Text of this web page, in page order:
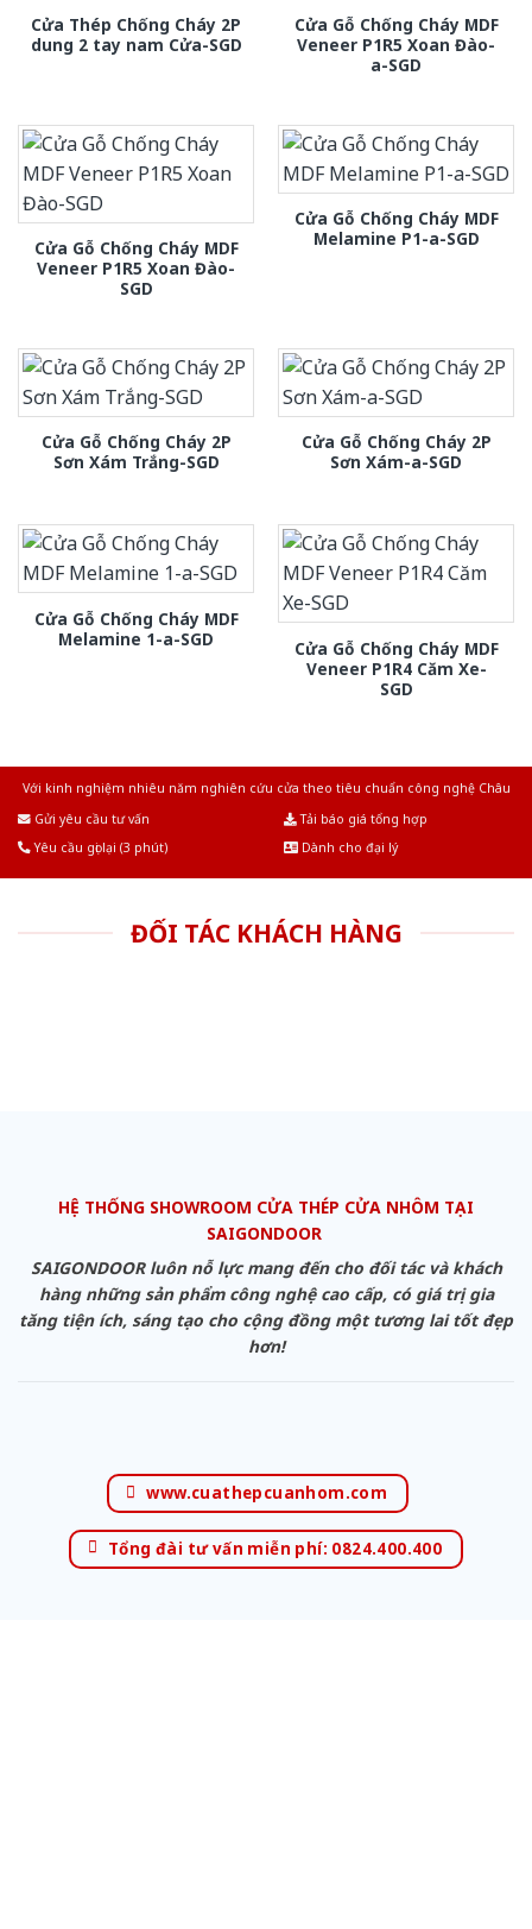
Cửa Thép Chống Cháy 2P
dung 2 tay nam Cửa-SGD
Cửa Gỗ Chống Cháy MDF
Veneer P1R5 Xoan Đào-
a-SGD
Cửa Gỗ Chống Cháy MDF
Veneer P1R5 Xoan Đào-
SGD
Cửa Gỗ Chống Cháy MDF
Melamine P1-a-SGD
Cửa Gỗ Chống Cháy 2P
Sơn Xám Trắng-SGD
Cửa Gỗ Chống Cháy 2P
Sơn Xám-a-SGD
Cửa Gỗ Chống Cháy MDF
Melamine 1-a-SGD
Cửa Gỗ Chống Cháy MDF
Veneer P1R4 Căm Xe-
SGD
Với kinh nghiệm nhiêu năm nghiên cứu cửa theo tiêu chuẩn công nghệ Châu
Gửi yêu cầu tư vấn
Tải báo giá tổng hợp
Yêu cầu gọi lại (3 phút)
Dành cho đại lý
ĐỐI TÁC KHÁCH HÀNG
HỆ THỐNG SHOWROOM CỬA THÉP CỬA NHÔM TẠI
SAIGONDOOR
SAIGONDOOR luôn nỗ lực mang đến cho đối tác và khách
hàng những sản phẩm công nghệ cao cấp, có giá trị gia
tăng tiện ích, sáng tạo cho cộng đồng một tương lai tốt đẹp
hơn!
www.cuathepcuanhom.com
Tổng đài tư vấn miễn phí: 0824.400.400